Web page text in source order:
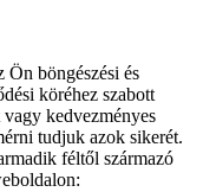
Ön böngészési és
köréhez szabott
kedvezményes
tudjuk azok sikerét.
féltől származó